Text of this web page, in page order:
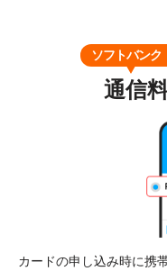
ソフトバンク
通信
カードの申し込み時に携